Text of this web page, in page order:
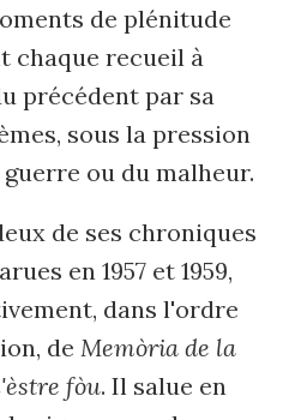
de plénitude
chaque recueil à
précédent par sa
sous la pression
ou du malheur.
de ses chroniques
en 1957 et 1959,
dans l'ordre
de Memòria de la
fòu. Il salue en